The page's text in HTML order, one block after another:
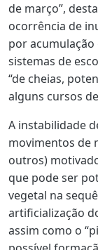
de março”,
ocorrência de
por
sistemas de
“de cheias,
alguns cursos
A instabilidade
movimentos de
outros)
que pode ser
vegetal na
artificialização
assim como o